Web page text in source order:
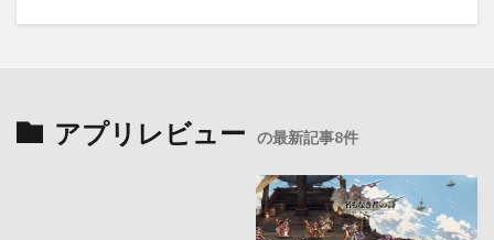
アプリレビュー の最新記事8件